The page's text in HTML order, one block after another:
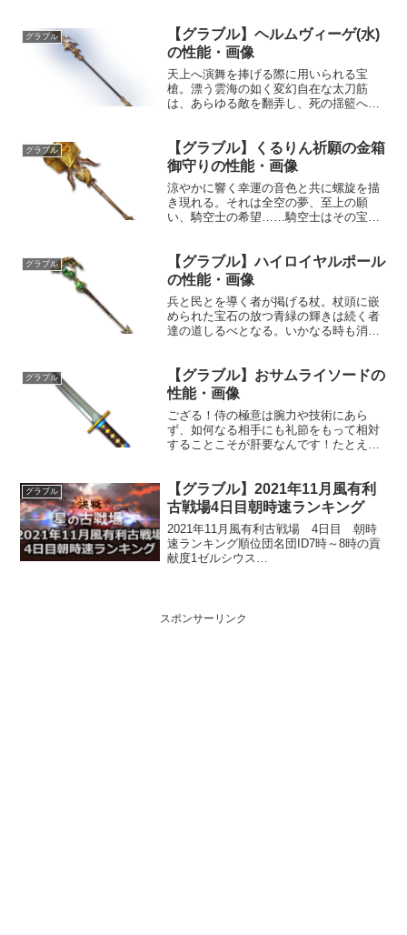
MAXLv3102775200奥義アストロホライ
ズンII敵に風属性...
グラブル
【グラブル】ヘルムヴィーゲ(水)
の性能・画像
天上へ演舞を捧げる際に用いられる宝
槍。漂う雲海の如く変幻自在な太刀筋
は、あらゆる敵を翻弄し、死の揺籃へと
に水属性5.5倍ダメージ〔減衰値
1,685,000...
グラブル
【グラブル】くるりん祈願の金箱
御守りの性能・画像
涼やかに響く幸運の音色と共に螺旋を描
き現れる。それは全空の夢、至上の願
い、騎空士の希望……騎空士はその宝箱
攻撃力MAXLv2501990100奥義ハコおと
し敵に光属...
グラブル
【グラブル】ハイロイヤルポール
の性能・画像
兵と民とを導く者が掲げる杖。杖頭に嵌
められた宝石の放つ青緑の輝きは続く者
達の道しるべとなる。いかなる時も消え
属性武器種解放段階風杖HP攻撃力
MAXLv234176510...
グラブル
【グラブル】おサムライソードの
性能・画像
ござる！侍の極意は腕力や技術にあら
ず、如何なる相手にも礼節をもって相対
することこそが肝要なんです！たとえ勝
です！理解して頂けましたか？というわ
けで早速実践いたしましょう...
グラブル
【グラブル】2021年11月風有利
古戦場4日目朝時速ランキング
2021年11月風有利古戦場 4日目 朝時
速ランキング順位団名団ID7時～8時の貢
献度1ゼルシウス
スポンサーリンク